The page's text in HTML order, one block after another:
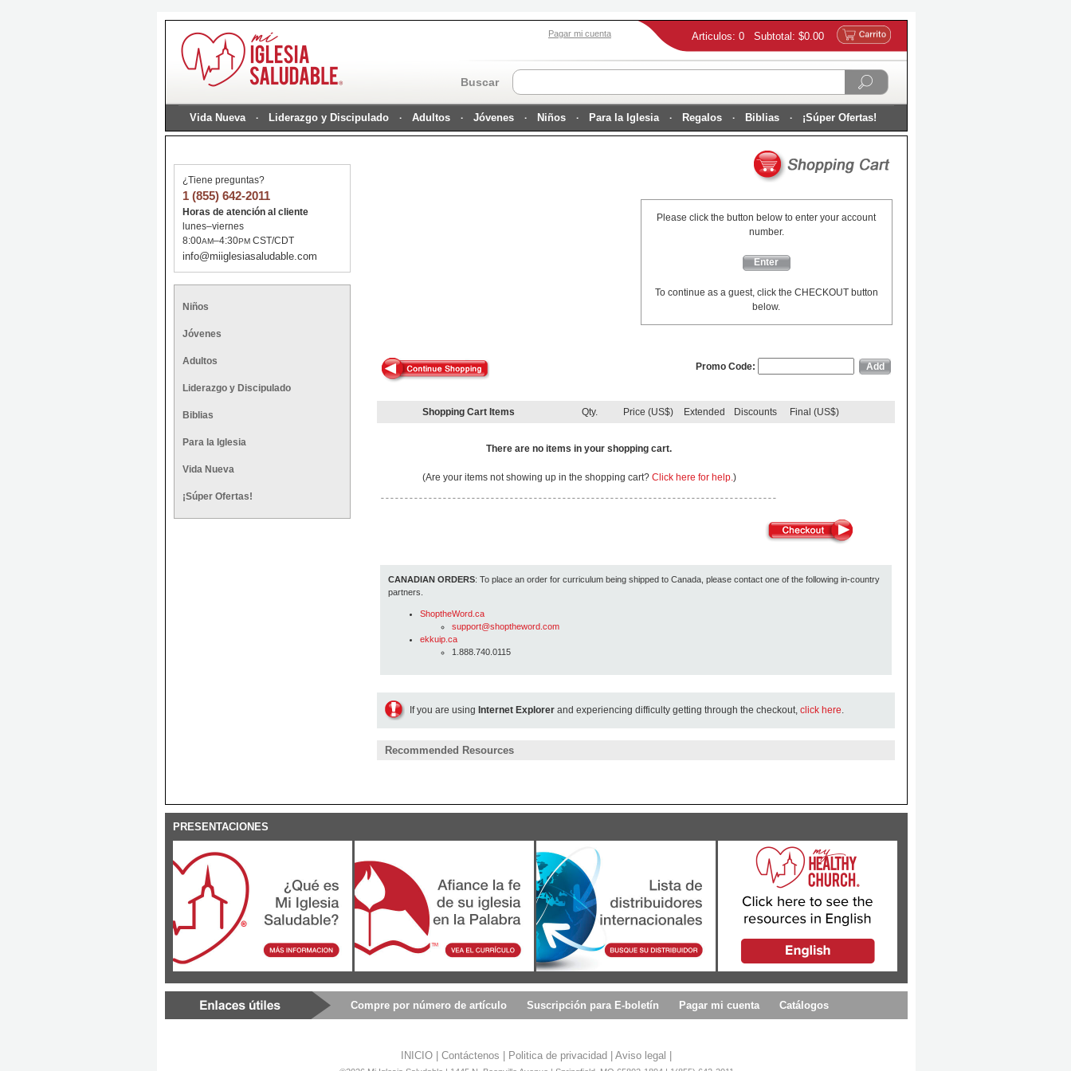
Articulos: 0 Subtotal: $0.00
Pagar mi cuenta
Buscar
Vida Nueva Liderazgo y Discipulado Adultos Jóvenes Niños Para la Iglesia Regalos Biblias ¡Súper Ofertas!
¿Tiene preguntas?
1 (855) 642-2011
Horas de atención al cliente
lunes–viernes
8:00AM–4:30PM CST/CDT
info@miiglesiasaludable.com
Niños
Jóvenes
Adultos
Liderazgo y Discipulado
Biblias
Para la Iglesia
Vida Nueva
¡Súper Ofertas!
Please click the button below to enter your account
number.
Enter
To continue as a guest, click the CHECKOUT button
below.
Promo Code:
Shopping Cart Items Qty. Price (US$) Extended Discounts Final (US$)
There are no items in your shopping cart.
(Are your items not showing up in the shopping cart? Click here for help.)
CANADIAN ORDERS: To place an order for curriculum being shipped to Canada, please contact one of the following in-country
partners.
ShoptheWord.ca
support@shoptheword.com
ekkuip.ca
1.888.740.0115
If you are using Internet Explorer and experiencing difficulty getting through the checkout, click here
Recommended Resources
PRESENTACIONES
Compre por número de artículo Suscripción para E-boletín Pagar mi cuenta Catálogos
INICIO Contáctenos Politica de privacidad Aviso legal